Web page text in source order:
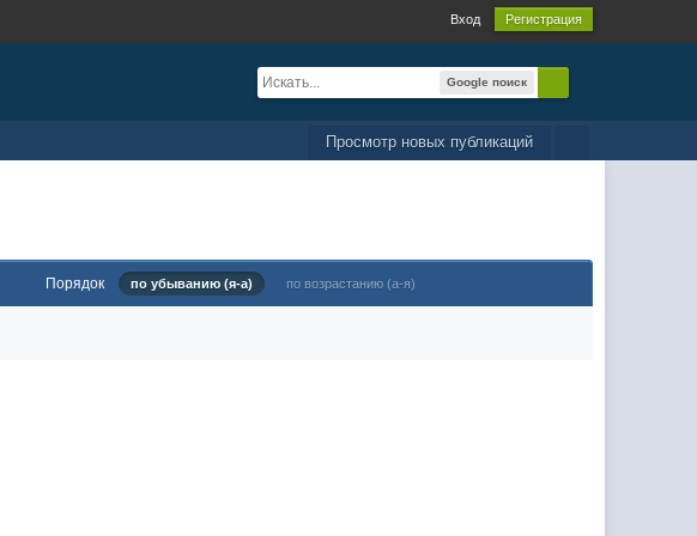
Вход Регистрация
Google поиск
Просмотр новых публикаций
Порядок по убыванию (я-а) по возрастанию (а-я)